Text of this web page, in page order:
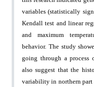
variables (statistically
Kendall test and linear
and maximum
behavior. The study
going through a process
also suggest that the
variability in northern part